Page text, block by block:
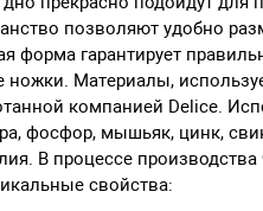
позволяют удобно
форма гарантирует
Материалы,
компанией Delice.
фосфор, мышьяк, цинк,
В процессе производства
свойства: